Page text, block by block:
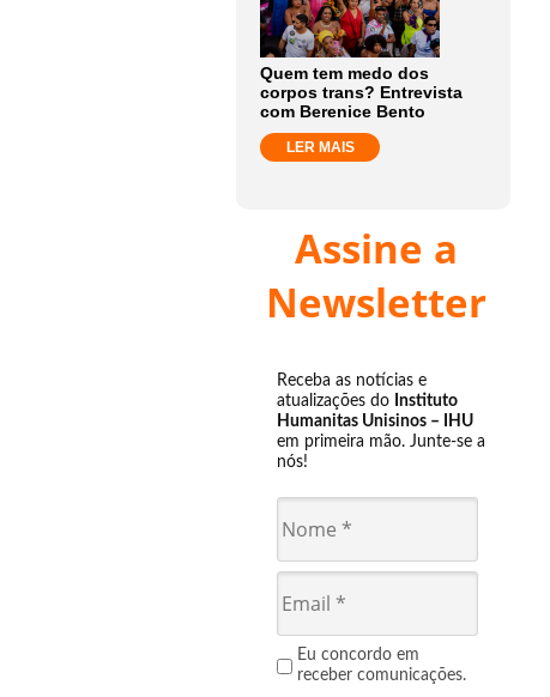
Quem tem medo dos
corpos trans? Entrevista
com Berenice Bento
LER MAIS
Assine a
Newsletter
Receba as notícias e
atualizações do Instituto
Humanitas Unisinos – IHU
em primeira mão. Junte-se a
nós!
Eu concordo em
receber comunicações.